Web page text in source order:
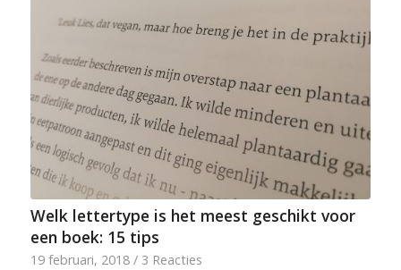
Welk lettertype is het meest geschikt voor
een boek: 15 tips
19 februari, 2018 / 3 Reacties